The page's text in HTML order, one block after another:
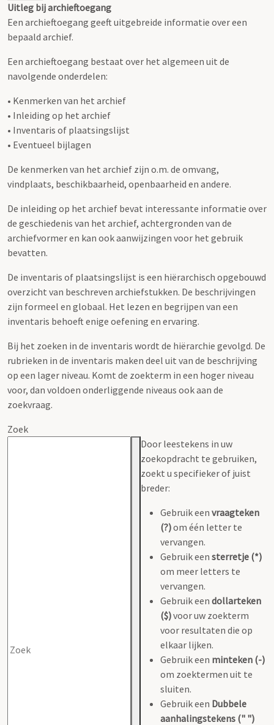
Uitleg bij archieftoegang
Een archieftoegang geeft uitgebreide informatie over een
bepaald archief.
Een archieftoegang bestaat over het algemeen uit de
navolgende onderdelen:
• Kenmerken van het archief
• Inleiding op het archief
• Inventaris of plaatsingslijst
• Eventueel bijlagen
De kenmerken van het archief zijn o.m. de omvang,
vindplaats, beschikbaarheid, openbaarheid en andere.
De inleiding op het archief bevat interessante informatie over
de geschiedenis van het archief, achtergronden van de
archiefvormer en kan ook aanwijzingen voor het gebruik
bevatten.
De inventaris of plaatsingslijst is een hiërarchisch opgebouwd
overzicht van beschreven archiefstukken. De beschrijvingen
zijn formeel en globaal. Het lezen en begrijpen van een
inventaris behoeft enige oefening en ervaring.
Bij het zoeken in de inventaris wordt de hiërarchie gevolgd. De
rubrieken in de inventaris maken deel uit van de beschrijving
op een lager niveau. Komt de zoekterm in een hoger niveau
voor, dan voldoen onderliggende niveaus ook aan de
zoekvraag.
Zoek
Door leestekens in uw
zoekopdracht te gebruiken,
zoekt u specifieker of juist
breder:
Gebruik een vraagteken
(?)om één letter te
vervangen.
Gebruik een sterretje (*)
om meer letters te
vervangen.
Gebruik een dollarteken
($)voor uw zoekterm
voor resultaten die op
elkaar lijken.
Gebruik een minteken (-)
om zoektermen uit te
sluiten.
Gebruik een Dubbele
aanhalingstekens (" ")